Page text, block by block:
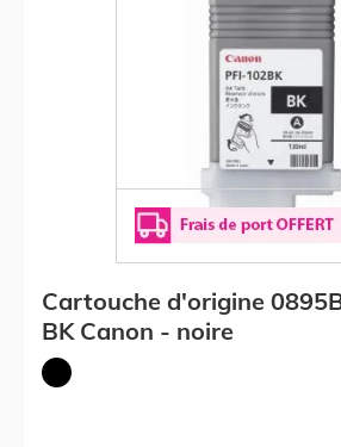
Cartouche d'origine
BK Canon - noire